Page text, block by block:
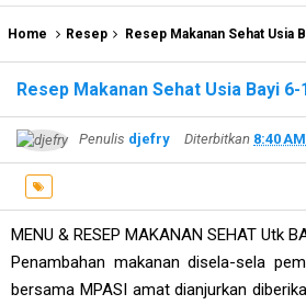
Home Resep Resep Makanan Sehat Usia
Resep Makanan Sehat Usia Bayi 6-
Penulis djefry Diterbitkan 8:40 AM
MENU & RESEP MAKANAN SEHAT Utk
Penambahan makanan disela-sela
bersama MPASI amat dianjurkan